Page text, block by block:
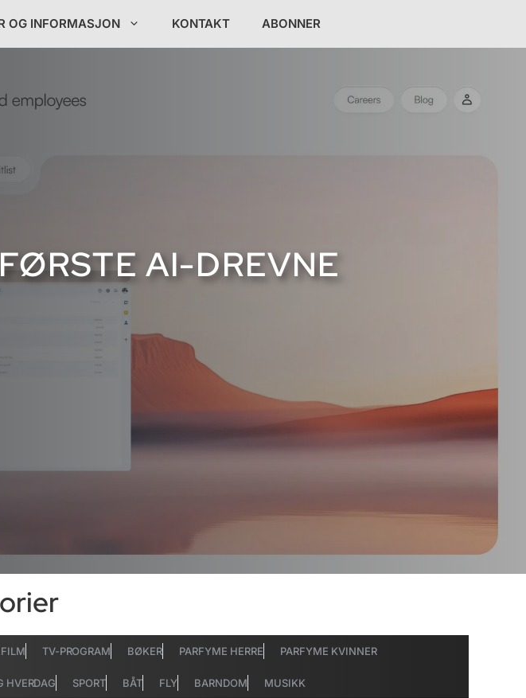
OG INFORMASJON KONTAKT ABONNER
AI-DREVNE
FILM TV-PROGRAM BØKER PARFYME HERRE PARFYME KVINNER
HVERDAG SPORT BÅT FLY BARNDOM MUSIKK